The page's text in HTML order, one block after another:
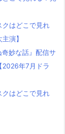
クはどこで見れ
演】
妙な話』配信サ
2026年7月ドラ
クはどこで見れ